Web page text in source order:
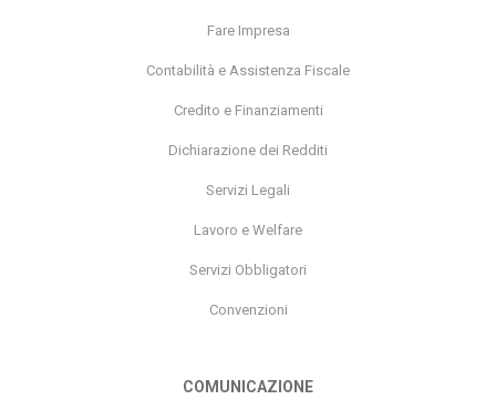
Fare Impresa
Contabilità e Assistenza Fiscale
Credito e Finanziamenti
Dichiarazione dei Redditi
Servizi Legali
Lavoro e Welfare
Servizi Obbligatori
Convenzioni
COMUNICAZIONE